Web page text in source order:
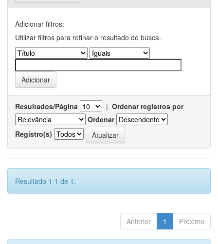
Adicionar filtros:
Utilizar filtros para refinar o resultado de busca.
Resultados/Página | Ordenar registros por
Ordenar
Registro(s)
Resultado 1-1 de 1.
Anterior 1 Próximo